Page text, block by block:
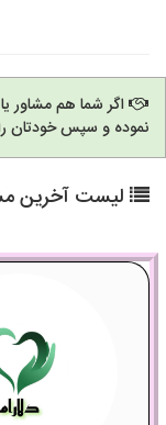
اگر شما هم مشاور
نموده و سپس خودتان
لیست آخرین